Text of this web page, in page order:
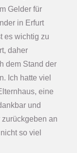
Gelder für
in Erfurt
es wichtig zu
daher
dem Stand der
Ich hatte viel
eine
und
an
so viel